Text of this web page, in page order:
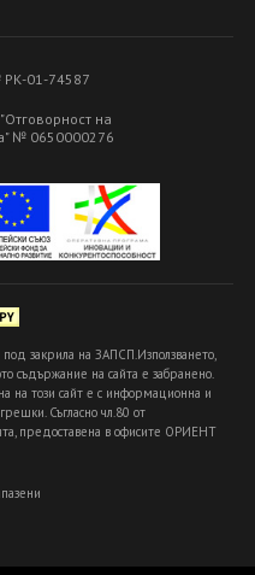
01-74587
на
№ 0650000276
под закрила на ЗАПСП.Използването,
съдържание на сайта е забранено.
на този сайт е с информационна и
Съгласно чл.80 от
предоставена в офисите ОРИЕНТ